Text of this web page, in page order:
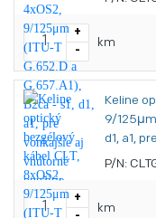
+
-
km
Keline
9/125μm
d1, a1,
P/N:
+
km